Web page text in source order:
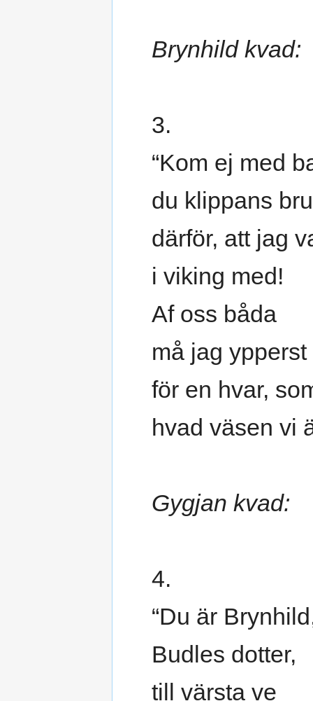
Brynhild kvad:
3.
“Kom ej med
du klippans
därför, att jag
i viking med!
Af oss båda
må jag
för en hvar,
hvad väsen vi
Gygjan kvad:
4.
“Du är
Budles dotter,
till värsta ve